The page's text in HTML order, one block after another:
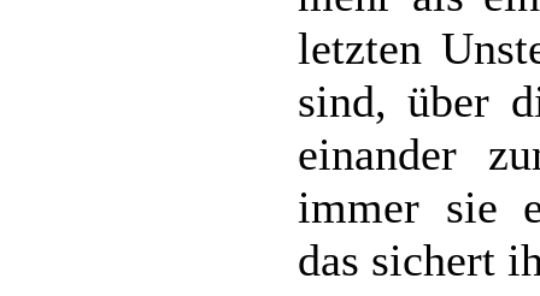
letzten
sind, über
einander
immer sie
das sichert